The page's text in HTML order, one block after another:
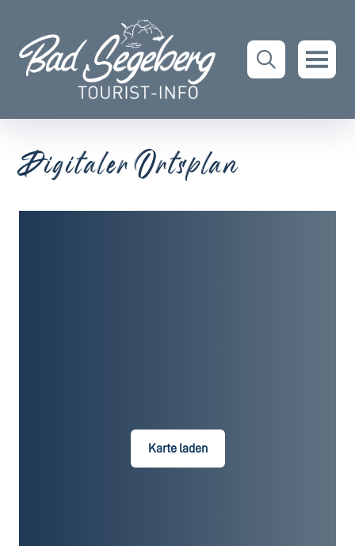
Digitaler Ortsplan
Karte laden